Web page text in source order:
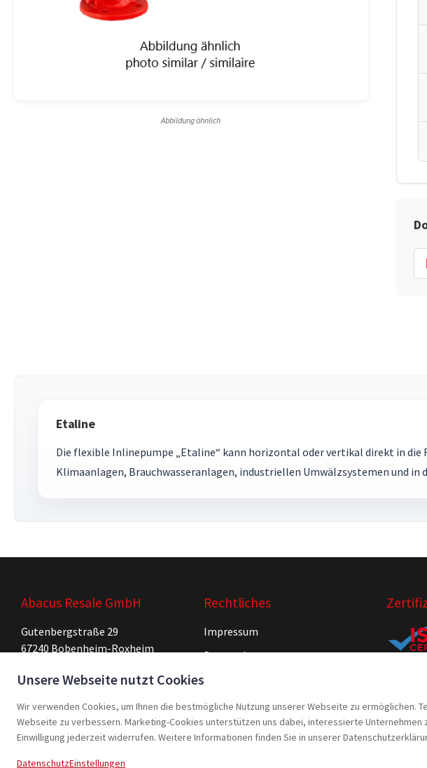
Abbildung ähnlich
Etaline
Die flexible Inlinepumpe „Etaline“ kann horizontal oder vertikal direkt in
Klimaanlagen, Brauchwasseranlagen, industriellen Umwälzsystemen und in
Abacus Resale GmbH
Gutenbergstraße 29
67240 Bobenheim-Roxheim
Tel: +49 (0)6239 996 65 55
LinkedIn
Instagram
Rechtliches
Impressum
Datenschutz
AGB
Cookie-Einstellungen
Unsere Webseite nutzt Cookies
Wir verwenden Cookies, um Ihnen die bestmögliche Nutzung unserer Webseite zu
Webseite zu verbessern. Marketing-Cookies unterstützen uns dabei, interessierte Unternehmen
Einwilligung jederzeit widerrufen. Weitere Informationen finden Sie in unserer
DatenschutzEinstellungen